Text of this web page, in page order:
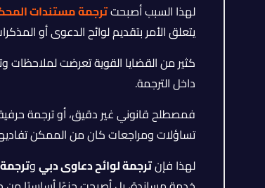
لهذا السبب أصبحتترجمة مستندات
يتعلق الأمر بتقديم لوائح الدعوى أو
كثير من القضايا القوية تعرضت
داخل الترجمة.
فمصطلح قانوني غير دقيق، أو ترجمة
تساؤلات ومراجعات كان من الممكن
لهذا فإنترجمة لوائح دعاوى دبيو